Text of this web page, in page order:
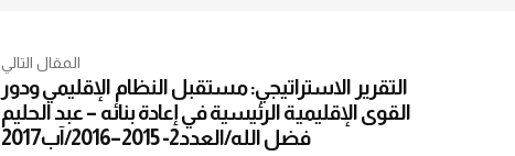
المقال التالي
التقرير الاستراتيجي: مستقبل النظام الإقليمي ودور
القوى الإقليمية الرئيسية في إعادة بنائه – عبد الحليم
فضل الله/العدد2- 2015–2016/آب2017